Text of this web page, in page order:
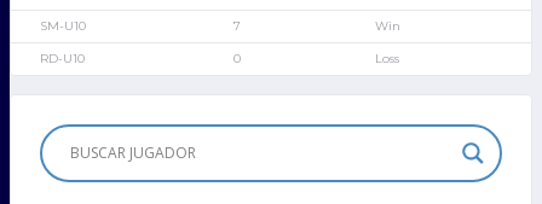
SM-U10 7 Win
RD-U10 0 Loss